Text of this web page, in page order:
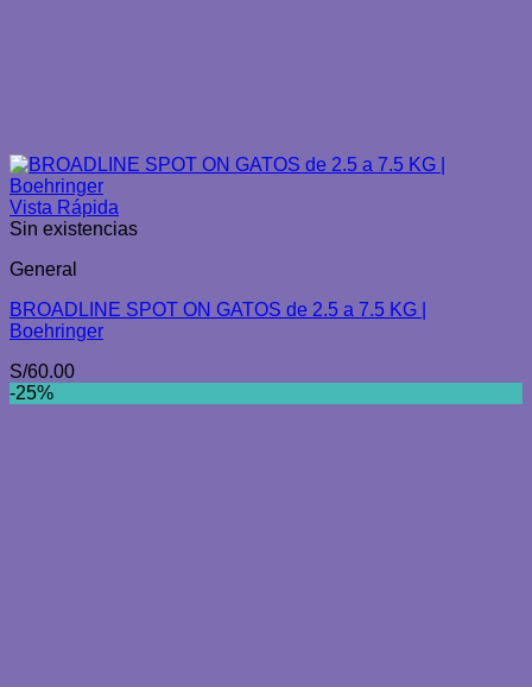
Vista Rápida
Sin existencias
General
BROADLINE SPOT ON GATOS de 2.5 a 7.5 KG |
Boehringer
S/60.00
-25%